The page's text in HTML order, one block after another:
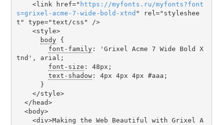
    <link href="
https ://myfonts . ru/myfonts?font
s=grixel-acme-7-wide-bold-xtnd " rel="styleshee
t" type="text/css" />
body {
font-family: 'Grixel Acme 7 Wide Bold X
tnd', arial;
font-size : 48px;
text-shadow: 4px 4px 4px #aaa;